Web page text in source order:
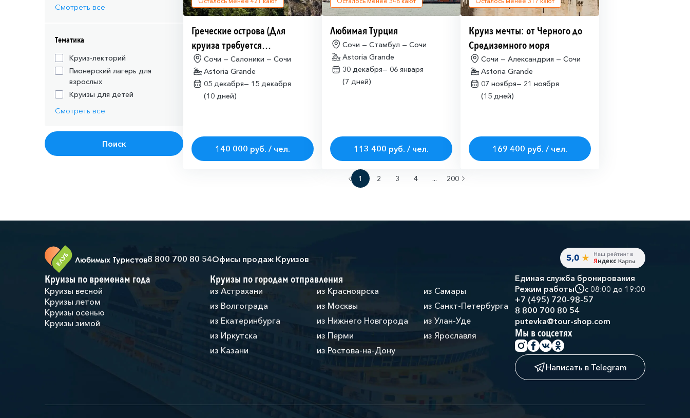
Смотреть все
Тематика
Круиз-лекторий
Пионерский лагерь для
взрослых
Круизы для детей
Смотреть все
Поиск
Греческие острова (Для
круиза требуется
действующая многократная
шенгенская виза)
Сочи — Салоники — Сочи
Astoria Grande
05 декабря— 15 декабря
(10 дней)
140 000 руб. / чел.
Любимая Турция
Сочи — Стамбул — Сочи
Astoria Grande
30 декабря— 06 января
(7 дней)
113 400 руб. / чел.
Круиз мечты: от Черного до
Средиземного моря
Сочи — Александрия — Сочи
Astoria Grande
07 ноября— 21 ноября
(15 дней)
169 400 руб. / чел.
1 2 3 4 ... 200
8 800 700 80 54Офисы продаж Круизов
Круизы по временам года
Круизы весной
Круизы летом
Круизы осенью
Круизы зимой
Круизы по городам отправления
из Астрахани
из Волгограда
из Екатеринбурга
из Иркутска
из Казани
из Красноярска
из Москвы
из Нижнего Новгорода
из Перми
из Ростова-на-Дону
из Самары
из Санкт-Петербурга
из Улан-Уде
из Ярославля
Единая служба бронирования
Режим работы
с 08:00 до 19:00
+7 (495) 720-98-57
8 800 700 80 54
putevka@tour-shop.com
Мы в соцсетях
Написать в Telegram